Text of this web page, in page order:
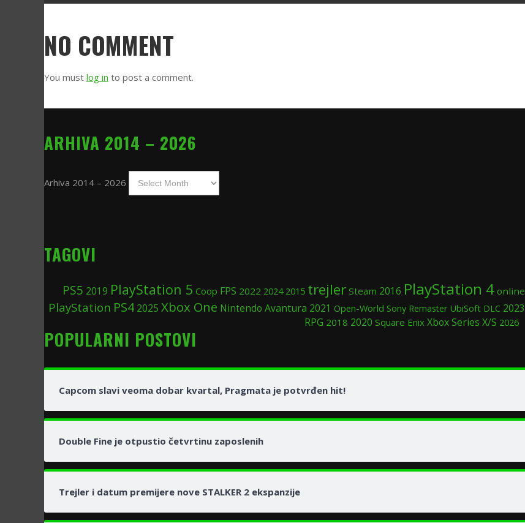
NO COMMENT
You must log in to post a comment.
ARHIVA 2014 – 2026
Arhiva 2014 – 2026
TAGOVI
PS5 2019 PlayStation 5 Coop FPS 2022 2024 2015 trejler Steam 2016 PlayStation 4 online
PlayStation PS4 2025 Xbox One Nintendo Avantura 2021 Open-World Sony Remaster UbiSoft DLC 2023
RPG 2018 2020 Square Enix Xbox Series X/S 2026
POPULARNI POSTOVI
Capcom slavi veoma dobar kvartal, Pragmata je potvrđen hit!
Double Fine je otpustio četvrtinu zaposlenih
Trejler i datum premijere nove STALKER 2 ekspanzije